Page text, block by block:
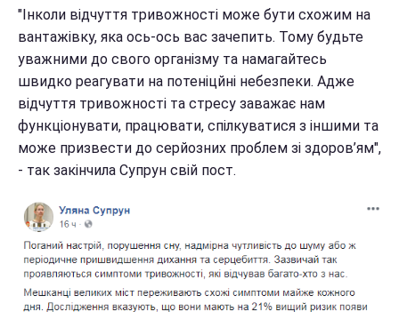
"Інколи відчуття тривожності може бути схожим на
вантажівку, яка ось-ось вас зачепить. Тому будьте
уважними до свого організму та намагайтесь
швидко реагувати на потеніцйні небезпеки. Адже
відчуття тривожності та стресу заважає нам
функціонувати, працювати, спілкуватися з іншими та
може призвести до серйозних проблем зі здоров’ям",
- так закінчила Супрун свій пост.